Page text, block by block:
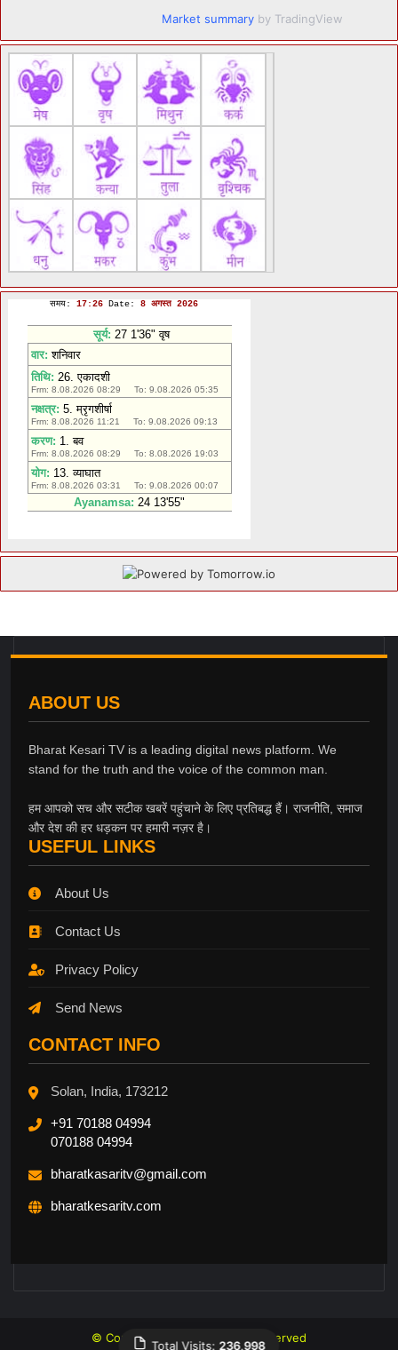
Market summary by TradingView
ABOUT US
Bharat Kesari TV is a leading digital news platform. We
stand for the truth and the voice of the common man.
हम आपको सच और सटीक खबरें पहुंचाने के लिए प्रतिबद्ध हैं। राजनीति, समाज
और देश की हर धड़कन पर हमारी नज़र है।
USEFUL LINKS
About Us
Contact Us
Privacy Policy
Send News
CONTACT INFO
Solan, India, 173212
+91 70188 04994
070188 04994
bharatkasaritv@gmail.com
bharatkesaritv.com
© Copyright 2026, All Rights Reserved
Total Visits: 236,998